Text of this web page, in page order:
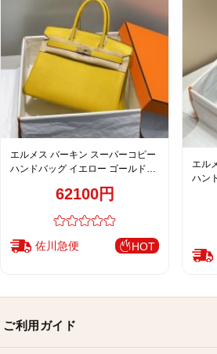
エルメス バーキン スーパーコピー
ハンドバッグ イエロー ゴールド金
62100円
佐川急便 HOT
エル
ハン
ご利用ガイド